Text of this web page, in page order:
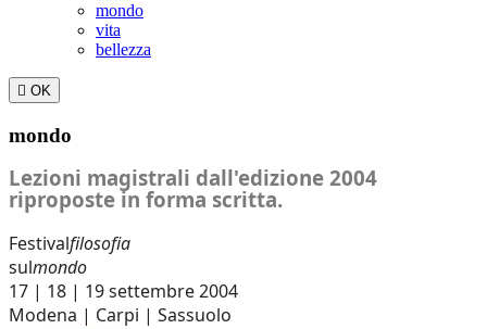
mondo
vita
bellezza
 OK
mondo
Lezioni magistrali dall'edizione 2004
riproposte in forma scritta.
Festivalfilosofia
sulmondo
17 | 18 | 19 settembre 2004
Modena | Carpi | Sassuolo